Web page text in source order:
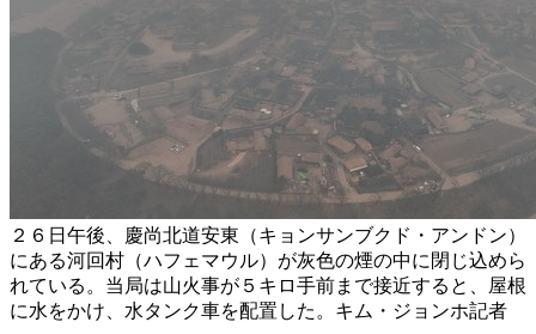
２６日午後、慶尚北道安東（キョンサンブクド・アンドン）
にある河回村（ハフェマウル）が灰色の煙の中に閉じ込めら
れている。当局は山火事が５キロ手前まで接近すると、屋根
に水をかけ、水タンク車を配置した。キム・ジョンホ記者